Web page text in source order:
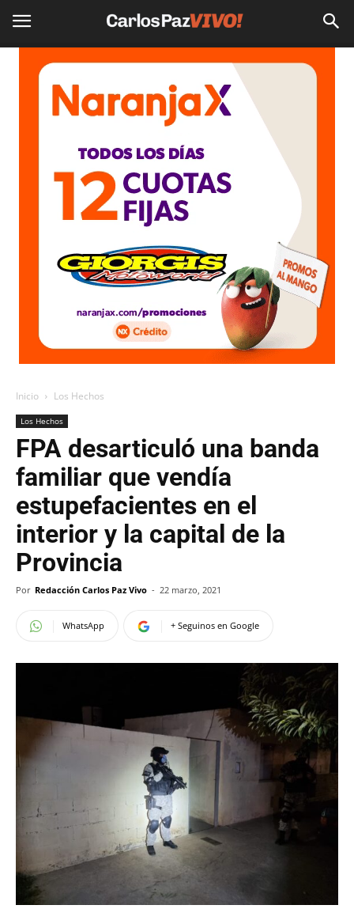
Inicio Los Hechos
Los Hechos
FPA desarticuló una banda
familiar que vendía
estupefacientes en el
interior y la capital de la
Provincia
Por Redacción Carlos Paz Vivo - 22 marzo, 2021
WhatsApp + Seguinos en Google